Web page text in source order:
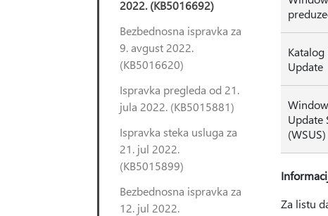
2022. (KB5016692)
Bezbednosna ispravka za
9. avgust 2022.
(KB5016620)
Ispravka pregleda od 21.
jula 2022. (KB5015881)
Ispravka steka usluga za
21. jul 2022.
(KB5015899)
Bezbednosna ispravka za
12. jul 2022.
Update
Update
(WSUS)
Za listu